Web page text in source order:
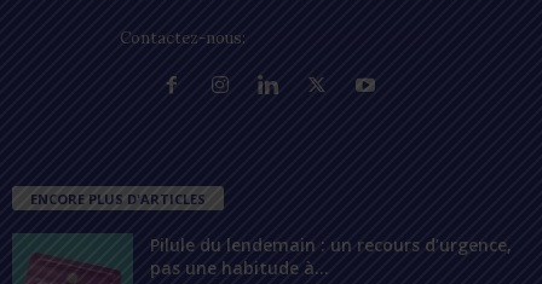
Contactez-nous:
ENCORE PLUS D'ARTICLES
Pilule du lendemain : un recours d’urgence,
pas une habitude à...